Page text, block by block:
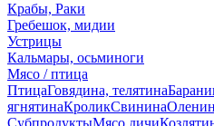
Крабы, Раки
Гребешок, мидии
Устрицы
Кальмары, осьминоги
Мясо / птица
ПтицаГовядина, телятина
ягнятинаКроликСвинина
СубпродуктыМясо дичи